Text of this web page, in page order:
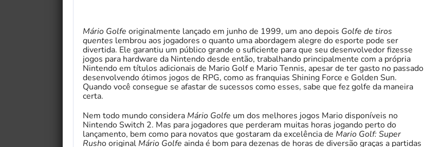
Mário Golfe originalmente lançado em junho de 1999, um ano depois Golfe de tiros
quentes lembrou aos jogadores o quanto uma abordagem alegre do esporte pode ser
divertida. Ele garantiu um público grande o suficiente para que seu desenvolvedor fizesse
jogos para hardware da Nintendo desde então, trabalhando principalmente com a própria
Nintendo em títulos adicionais de Mario Golf e Mario Tennis, apesar de ter gasto no passado
desenvolvendo ótimos jogos de RPG, como as franquias Shining Force e Golden Sun.
Quando você consegue se afastar de sucessos como esses, sabe que fez golfe da maneira
certa.
Nem todo mundo considera Mário Golfe um dos melhores jogos Mario disponíveis no
Nintendo Switch 2. Mas para jogadores que perderam muitas horas jogando perto do
lançamento, bem como para novatos que gostaram da excelência de Mario Golf: Super
Rusho original Mário Golfe ainda é bom para dezenas de horas de diversão graças a partidas